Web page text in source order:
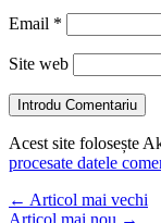
Email *
Site web
Introdu Comentariu
Acest site folosește
procesate datele
← Articol mai vechi